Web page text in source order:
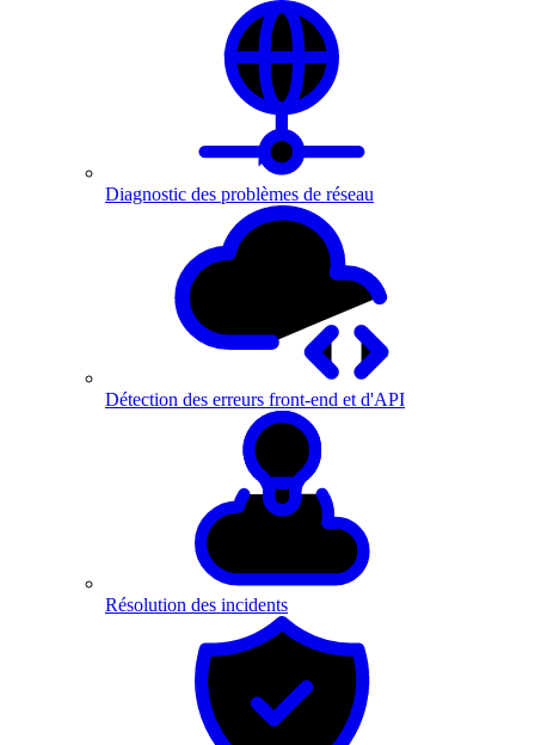
Diagnostic des problèmes de réseau
Détection des erreurs front-end et d'API
Résolution des incidents